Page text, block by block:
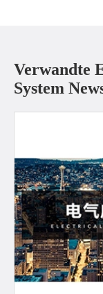
Verwandte
System